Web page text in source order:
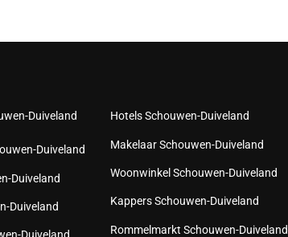
Duiveland
Duiveland
Duiveland
Duiveland
Hotels Schouwen-Duiveland
Makelaar Schouwen-Duiveland
Woonwinkel Schouwen-Duiveland
Kappers Schouwen-Duiveland
Rommelmarkt Schouwen-Duiveland